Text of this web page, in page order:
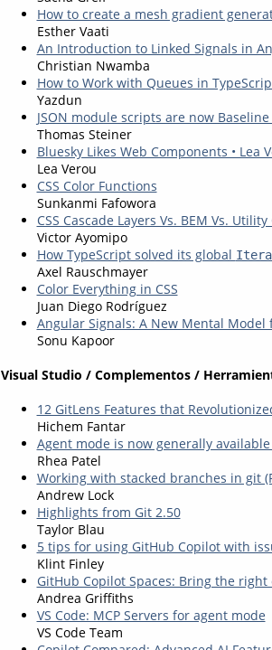
How to create a mesh gradient
Esther Vaati
An Introduction to Linked Signals in
Christian Nwamba
How to Work with Queues in
Yazdun
JSON module scripts are now
Thomas Steiner
Bluesky Likes Web Components • Lea
Lea Verou
CSS Color Functions
Sunkanmi Fafowora
CSS Cascade Layers Vs. BEM Vs.
Victor Ayomipo
How TypeScript solved its global
Axel Rauschmayer
Color Everything in CSS
Juan Diego Rodríguez
Angular Signals: A New Mental Model
Sonu Kapoor
Visual Studio / Complementos /
12 GitLens Features that
Hichem Fantar
Agent mode is now generally
Rhea Patel
Working with stacked branches in git
Andrew Lock
Highlights from Git 2.50
Taylor Blau
5 tips for using GitHub Copilot with
Klint Finley
GitHub Copilot Spaces: Bring the
Andrea Griffiths
VS Code: MCP Servers for agent mode
VS Code Team